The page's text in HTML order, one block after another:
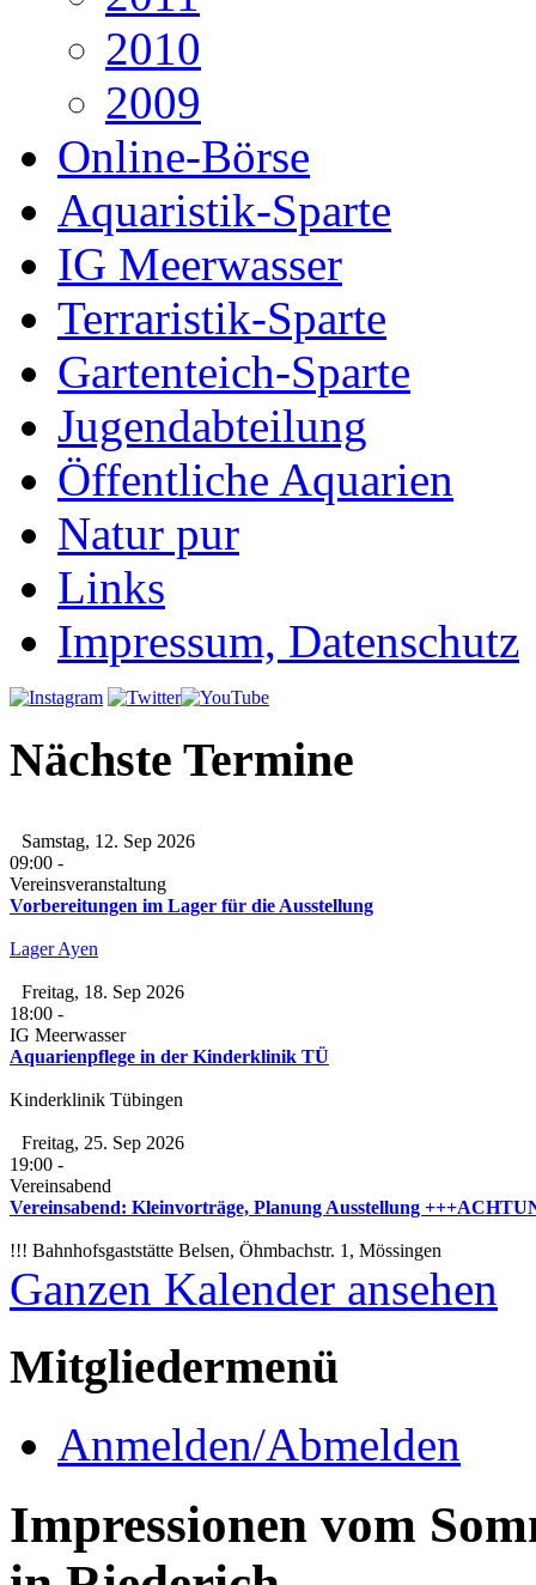
2010
2009
Online-Börse
Aquaristik-Sparte
IG Meerwasser
Terraristik-Sparte
Gartenteich-Sparte
Jugendabteilung
Öffentliche Aquarien
Natur pur
Links
Impressum, Datenschutz
Nächste Termine
Samstag, 12. Sep 2026
09:00 -
Vereinsveranstaltung
Vorbereitungen im Lager für die Ausstellung
Lager Ayen
Freitag, 18. Sep 2026
18:00 -
IG Meerwasser
Aquarienpflege in der Kinderklinik TÜ
Kinderklinik Tübingen
Freitag, 25. Sep 2026
19:00 -
Vereinsabend
Vereinsabend: Kleinvorträge, Planung Ausstellung
!!! Bahnhofsgaststätte Belsen, Öhmbachstr. 1, Mössingen
Ganzen Kalender ansehen
Mitgliedermenü
Anmelden/Abmelden
Impressionen vom